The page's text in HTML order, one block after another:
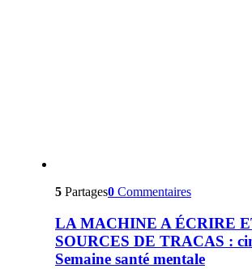
5 Partages0 Commentaires
LA MACHINE A ÉCRIRE
SOURCES DE TRACAS :
Semaine santé mentale